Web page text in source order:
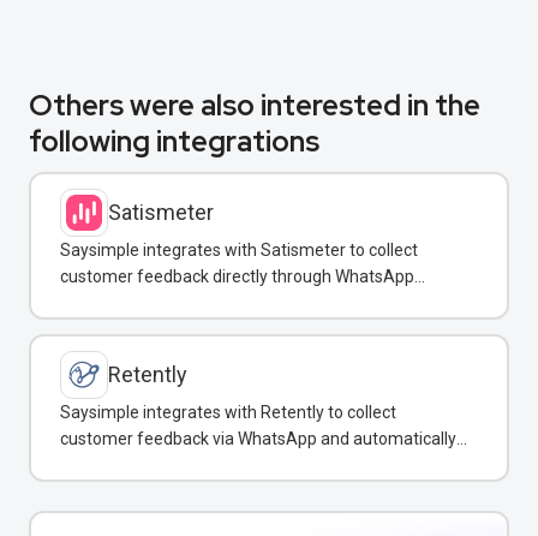
Others were also interested in the
following integrations
Satismeter
Saysimple integrates with Satismeter to collect
customer feedback directly through WhatsApp
Retently
Saysimple integrates with Retently to collect
customer feedback via WhatsApp and automatically